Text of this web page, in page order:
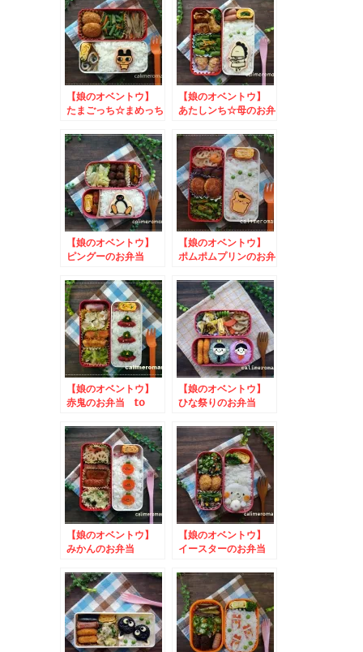
しようキャンペーン キャンペーン
【娘のオベントウ】
たまごっち☆まめっち
お弁当まつりキャンペ
ーン
【娘のオベントウ】
あたしンち☆母のお弁
シピコンテスト
【娘のオベントウ】
ピングーのお弁当
100％フルーツおいし
さ再発見キャンペーン
【娘のオベントウ】
ポムポムプリンのお弁
アレンジレシピコンテ
スト
【娘のオベントウ】
赤鬼のお弁当 to
パンフォトコンテスト
【娘のオベントウ】
ひな祭りのお弁当
わ写真投稿キャンペー
ン
【娘のオベントウ】
みかんのお弁当
ーの日カレー投稿コン
テスト
【娘のオベントウ】
イースターのお弁当
弁当箱プレゼントキャ
ンペーン